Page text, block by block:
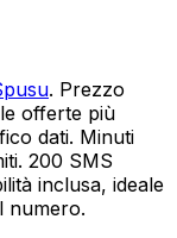
. Prezzo
offerte più
dati. Minuti
200 SMS
inclusa, ideale
numero.